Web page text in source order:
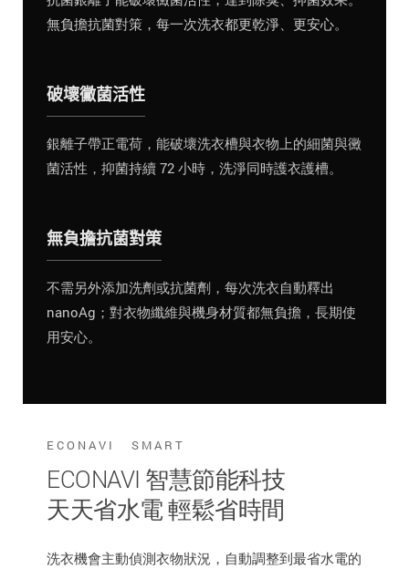
無負擔抗菌對策，每一次洗衣都更乾淨、更安心。
破壞黴菌活性
銀離子帶正電荷，能破壞洗衣槽與衣物上的細菌與黴
菌活性，抑菌持續 72 小時，洗淨同時護衣護槽。
無負擔抗菌對策
不需另外添加洗劑或抗菌劑，每次洗衣自動釋出
nanoAg；對衣物纖維與機身材質都無負擔，長期使
用安心。
ECONAVI SMART
ECONAVI 智慧節能科技
天天省水電 輕鬆省時間
洗衣機會主動偵測衣物狀況，自動調整到最省水電的